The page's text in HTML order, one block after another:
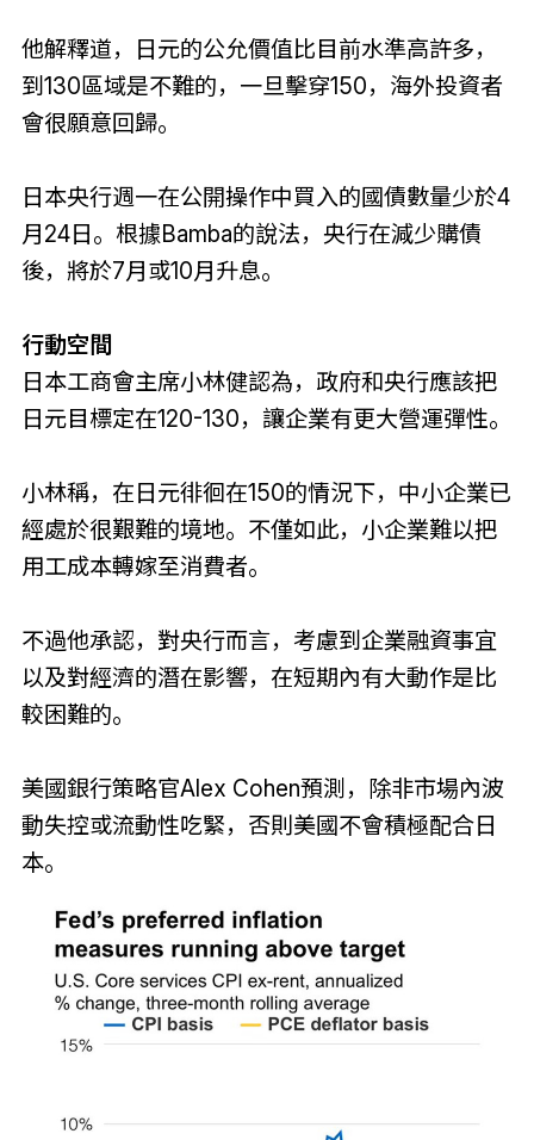
他解釋道，日元的公允價值比目前水準高許多，
到130區域是不難的，一旦擊穿150，海外投資者
會很願意回歸。
日本央行週一在公開操作中買入的國債數量少於4
月24日。根據Bamba的說法，央行在減少購債
後，將於7月或10月升息。
行動空間
日本工商會主席小林健認為，政府和央行應該把
日元目標定在120-130，讓企業有更大營運彈性。
小林稱，在日元徘徊在150的情況下，中小企業已
經處於很艱難的境地。不僅如此，小企業難以把
用工成本轉嫁至消費者。
不過他承認，對央行而言，考慮到企業融資事宜
以及對經濟的潛在影響，在短期內有大動作是比
較困難的。
美國銀行策略官Alex Cohen預測，除非市場內波
動失控或流動性吃緊，否則美國不會積極配合日
本。